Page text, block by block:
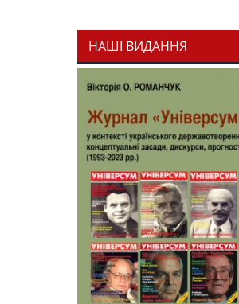
НАШІ ВИДАННЯ